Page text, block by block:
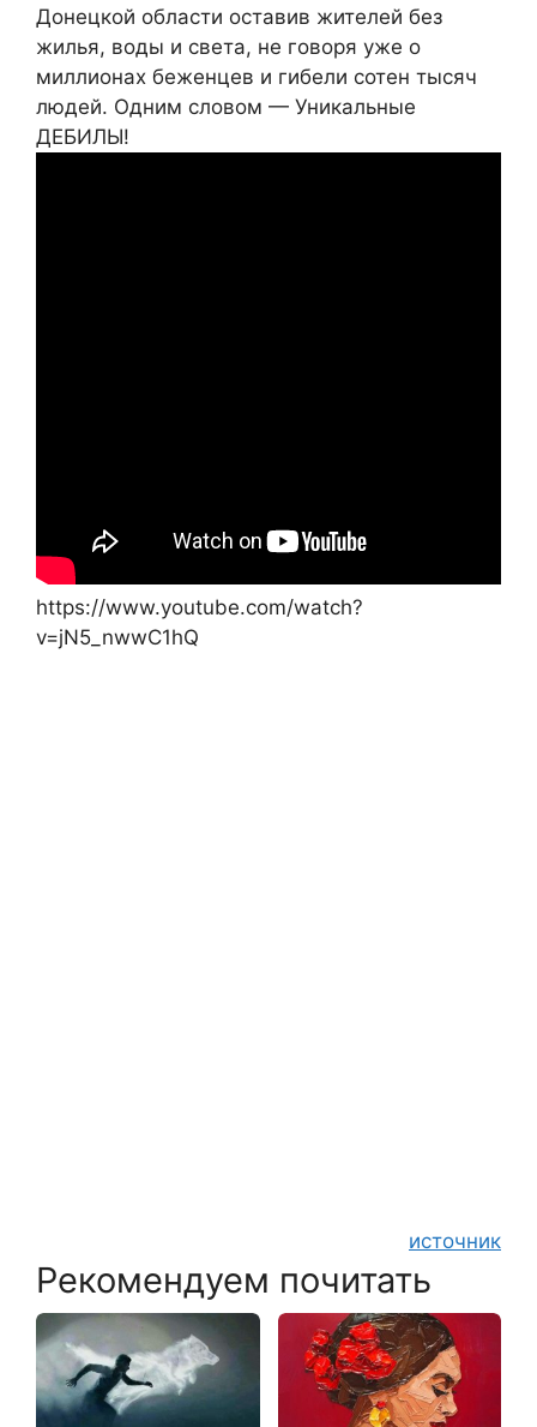
Донецкой области оставив жителей без
жилья, воды и света, не говоря уже о
миллионах беженцев и гибели сотен тысяч
людей. Одним словом — Уникальные
ДЕБИЛЫ!
https://www.youtube.com/watch?
v=jN5_nwwC1hQ
источник
Рекомендуем почитать